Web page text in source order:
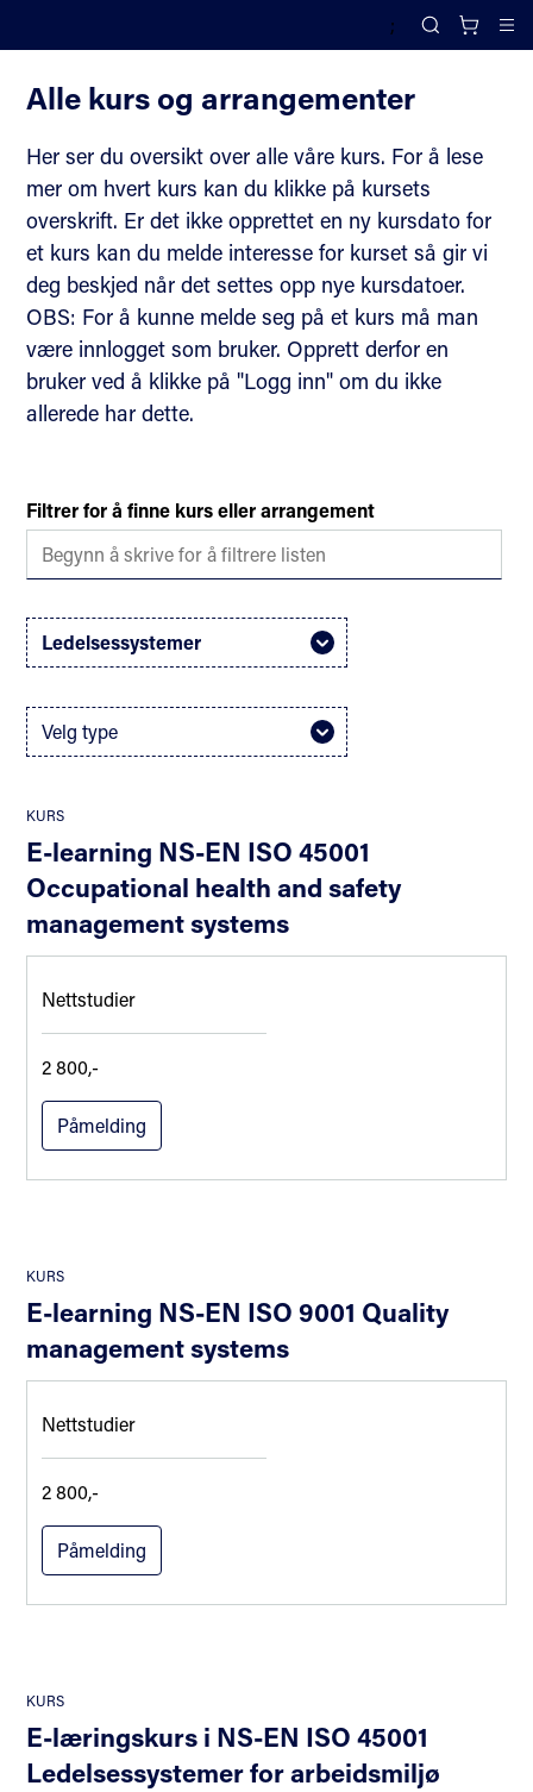
;
Search
Alle kurs og arrangementer
Her ser du oversikt over alle våre kurs. For å lese
mer om hvert kurs kan du klikke på kursets
overskrift. Er det ikke opprettet en ny kursdato for
et kurs kan du melde interesse for kurset så gir vi
deg beskjed når det settes opp nye kursdatoer.
OBS: For å kunne melde seg på et kurs må man
være innlogget som bruker. Opprett derfor en
bruker ved å klikke på "Logg inn" om du ikke
allerede har dette.
Filtrer for å finne kurs eller arrangement
Ledelsessystemer
Velg type
KURS
E-learning NS-EN ISO 45001
Occupational health and safety
management systems
Nettstudier
2 800,-
Påmelding
KURS
E-learning NS-EN ISO 9001 Quality
management systems
Nettstudier
2 800,-
Påmelding
KURS
E-læringskurs i NS-EN ISO 45001
Ledelsessystemer for arbeidsmiljø